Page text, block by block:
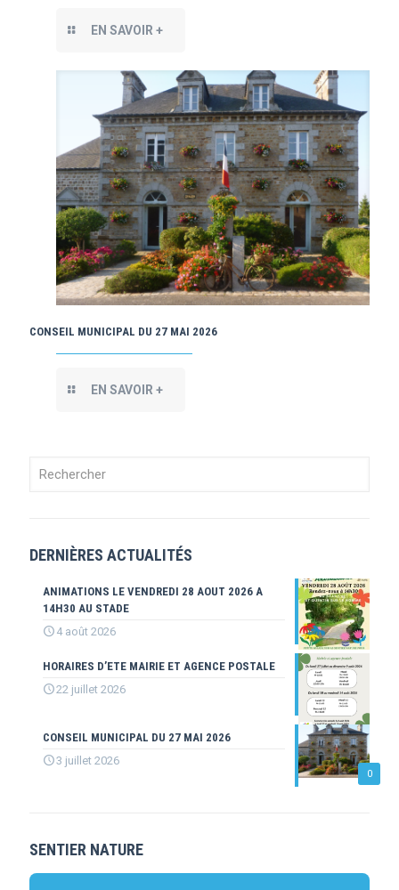
EN SAVOIR +
CONSEIL MUNICIPAL DU 27 MAI 2026
EN SAVOIR +
DERNIÈRES ACTUALITÉS
ANIMATIONS LE VENDREDI 28 AOUT 2026 A
14H30 AU STADE
4 août 2026
HORAIRES D’ETE MAIRIE ET AGENCE POSTALE
22 juillet 2026
0
CONSEIL MUNICIPAL DU 27 MAI 2026
3 juillet 2026
SENTIER NATURE